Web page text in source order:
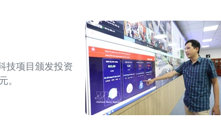
技项目颁发投资
。